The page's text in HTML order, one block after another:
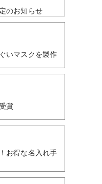
のお知らせ
いマスクを製作
賞
お得な名入れ手